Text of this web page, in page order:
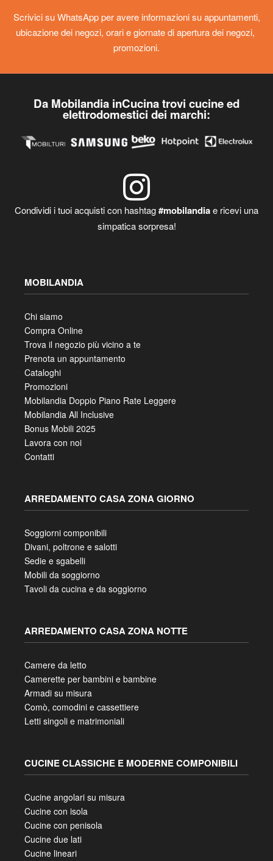
Scrivici su WhatsApp per avere informazioni su appuntamenti,
ubicazione dei negozi, orari e giornate di apertura dei negozi,
promozioni.
Da Mobilandia inCucina trovi cucine ed
elettrodomestici dei marchi:
Condividi i tuoi acquisti con hashtag#mobilandiae ricevi una
simpatica sorpresa!
MOBILANDIA
Chi siamo
Compra Online
Trova il negozio più vicino a te
Prenota un appuntamento
Cataloghi
Promozioni
Mobilandia Doppio Piano Rate Leggere
Mobilandia All Inclusive
Bonus Mobili 2025
Lavora con noi
Contatti
ARREDAMENTO CASA ZONA GIORNO
Soggiorni componibili
Divani, poltrone e salotti
Sedie e sgabelli
Mobili da soggiorno
Tavoli da cucina e da soggiorno
ARREDAMENTO CASA ZONA NOTTE
Camere da letto
Camerette per bambini e bambine
Armadi su misura
Comò, comodini e cassettiere
Letti singoli e matrimoniali
CUCINE CLASSICHE E MODERNE COMPONIBILI
Cucine angolari su misura
Cucine con isola
Cucine con penisola
Cucine due lati
Cucine lineari